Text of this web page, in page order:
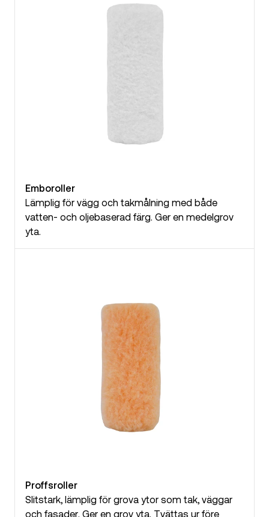
Emboroller
Lämplig för vägg och takmålning med både
vatten- och oljebaserad färg. Ger en medelgrov
yta.
Proffsroller
Slitstark, lämplig för grova ytor som tak, väggar
och fasader. Ger en grov yta. Tvättas ur före